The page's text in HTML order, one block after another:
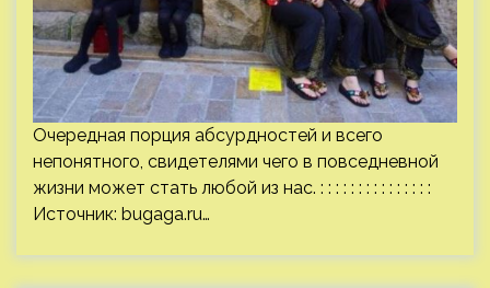
Очередная порция абсурдностей и всего
непонятного, свидетелями чего в повседневной
жизни может стать любой из нас. : : : : : : : : : : : : : : :
Источник: bugaga.ru…